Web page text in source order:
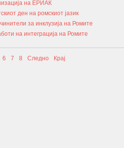
на EРИАК
ден на ромскиот јазик
за инклузија на Ромите
на интеграција на Ромите
6 7 8 Следно Крај